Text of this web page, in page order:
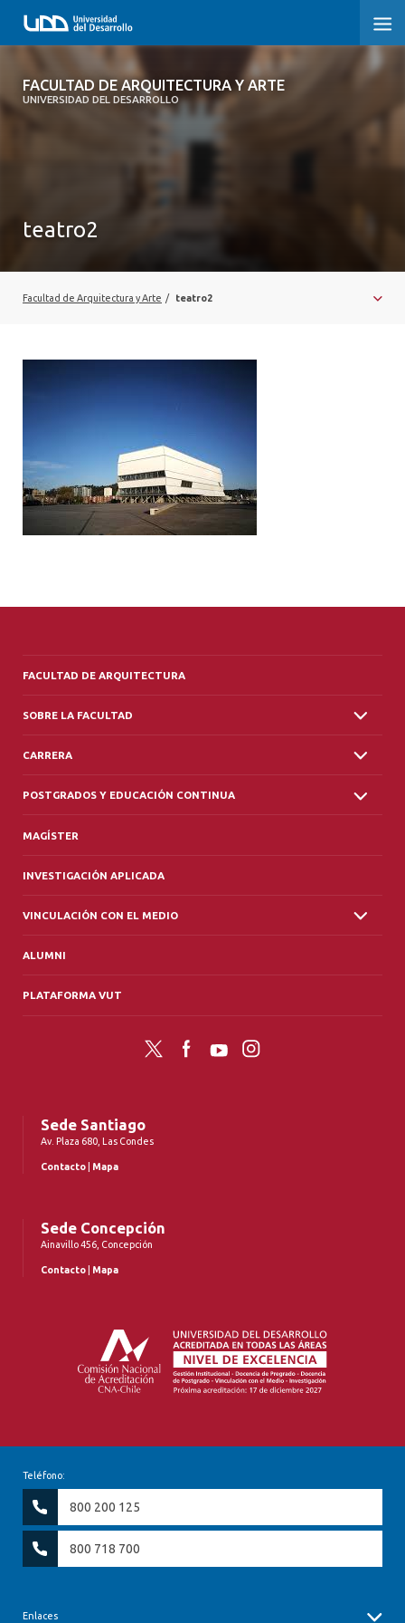
FACULTAD DE ARQUITECTURA Y ARTE
UNIVERSIDAD DEL DESARROLLO
FACULTAD DE ARQUITECTURA Y ARTE
teatro2
Facultad de Arquitectura y Arte / teatro2
FACULTAD DE ARQUITECTURA
SOBRE LA FACULTAD
CARRERA
POSTGRADOS Y EDUCACIÓN CONTINUA
MAGÍSTER
INVESTIGACIÓN APLICADA
VINCULACIÓN CON EL MEDIO
ALUMNI
PLATAFORMA VUT
Twitter FacebookYouTubeInstagram
Sede Santiago
Av. Plaza 680, Las Condes
Contacto Mapa
Sede Concepción
Ainavillo 456, Concepción
Contacto Mapa
Teléfono:
800 200 125
800 718 700
Enlaces